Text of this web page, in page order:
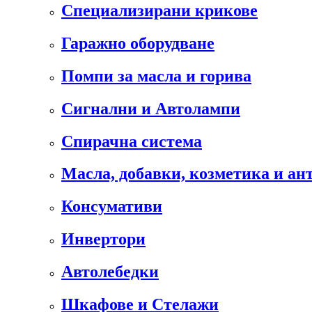
Специализирани крикове
Гаражно оборудване
Помпи за масла и горива
Сигнални и Автолампи
Спирачна система
Масла, добавки, козметика и
Консумативи
Инвертори
Автолебедки
Шкафове и Стелажи